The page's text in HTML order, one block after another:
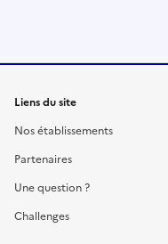
Liens du site
Nos établissements
Partenaires
Une question ?
Challenges